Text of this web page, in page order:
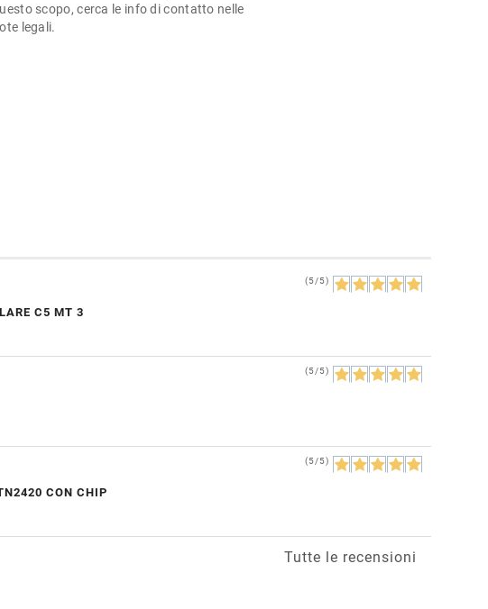
scopo, cerca le info di contatto nelle
legali.
(5/5)
C5 MT 3
(5/5)
(5/5)
CON CHIP
Tutte le recensioni